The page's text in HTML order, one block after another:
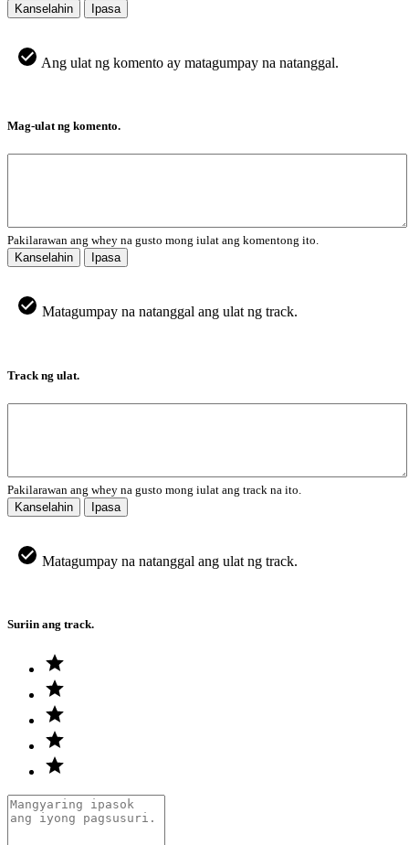
Kanselahin
Ipasa
Ang ulat ng komento ay matagumpay na natanggal.
Mag-ulat ng komento.
Pakilarawan ang whey na gusto mong iulat ang komentong ito.
Kanselahin
Ipasa
Matagumpay na natanggal ang ulat ng track.
Track ng ulat.
Pakilarawan ang whey na gusto mong iulat ang track na ito.
Kanselahin
Ipasa
Matagumpay na natanggal ang ulat ng track.
Suriin ang track.